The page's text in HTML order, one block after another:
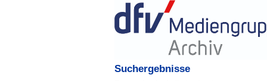
Suchergebnisse